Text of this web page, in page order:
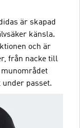
är skapad
känsla.
och är
från nacke till
munområdet
passet.